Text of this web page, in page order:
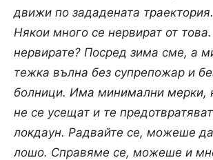
движи по зададената траектория.
Някои много се нервират от
нервирате? Посред зима сме, а
тежка вълна без супрепожар и
болници. Има минимални мерки,
не се усещат и те
локдаун. Радвайте се, можеше
лошо. Справяме се, можеше и